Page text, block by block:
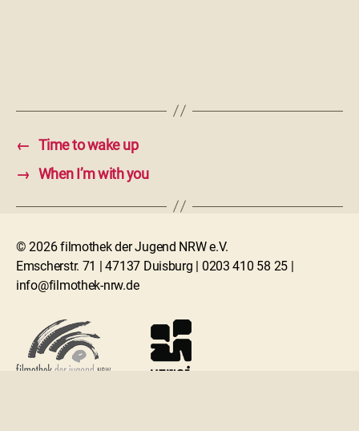
← Time to wake up
→ When I’m with you
© 2026 filmothek der Jugend NRW e.V.
Emscherstr. 71 | 47137 Duisburg | 0203 410 58 25 |
info@filmothek-nrw.de